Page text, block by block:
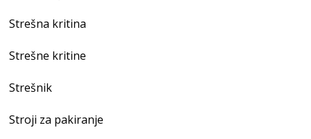
Strešna kritina
Strešne kritine
Strešnik
Stroji za pakiranje